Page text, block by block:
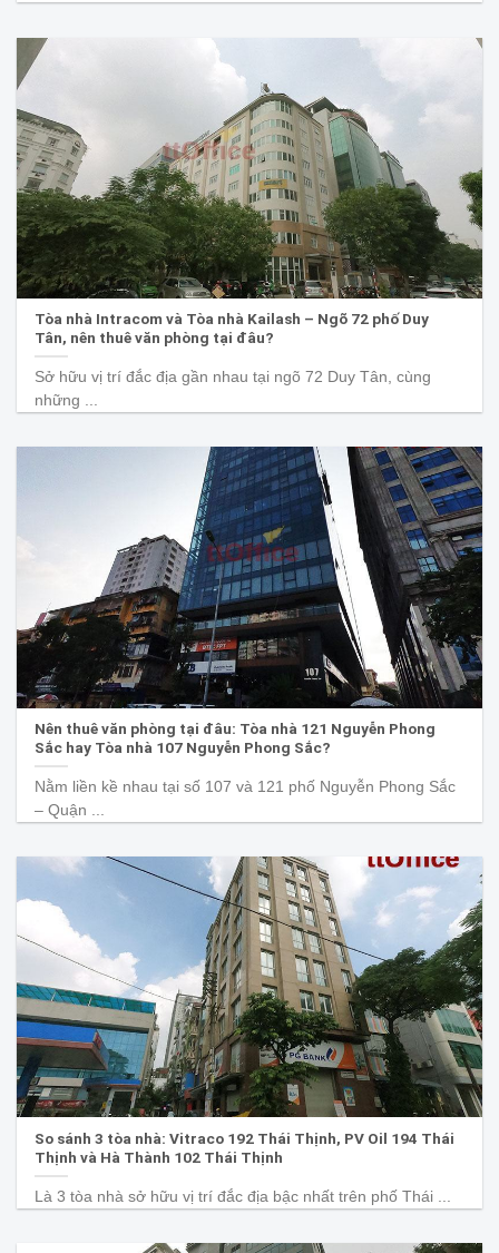
Tòa nhà Intracom và Tòa nhà Kailash – Ngõ 72 phố Duy
Tân, nên thuê văn phòng tại đâu?
Sở hữu vị trí đắc địa gần nhau tại ngõ 72 Duy Tân, cùng
những ...
Nên thuê văn phòng tại đâu: Tòa nhà 121 Nguyễn Phong
Sắc hay Tòa nhà 107 Nguyễn Phong Sắc?
Nằm liền kề nhau tại số 107 và 121 phố Nguyễn Phong Sắc
– Quận ...
So sánh 3 tòa nhà: Vitraco 192 Thái Thịnh, PV Oil 194 Thái
Thịnh và Hà Thành 102 Thái Thịnh
Là 3 tòa nhà sở hữu vị trí đắc địa bậc nhất trên phố Thái ...